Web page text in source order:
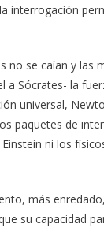
interrogación
no se caían y las
Sócrates- la
universal,
paquetes de
ni los
más
su capacidad